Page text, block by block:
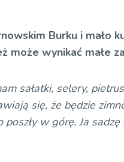
Burku i mało
może wynikać małe
sałatki, selery,
się, że będzie
poszły w górę. Ja